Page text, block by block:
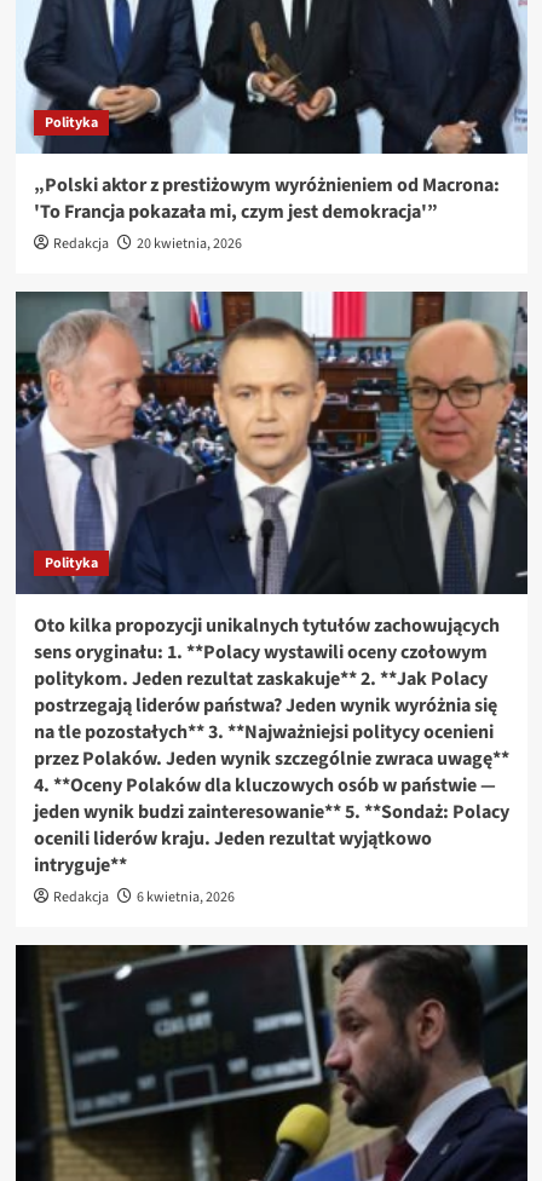
Polityka
„Polski aktor z prestiżowym wyróżnieniem od Macrona:
'To Francja pokazała mi, czym jest demokracja'”
Redakcja 20 kwietnia, 2026
Polityka
Oto kilka propozycji unikalnych tytułów zachowujących
sens oryginału: 1. **Polacy wystawili oceny czołowym
politykom. Jeden rezultat zaskakuje** 2. **Jak Polacy
postrzegają liderów państwa? Jeden wynik wyróżnia się
na tle pozostałych** 3. **Najważniejsi politycy ocenieni
przez Polaków. Jeden wynik szczególnie zwraca uwagę**
4. **Oceny Polaków dla kluczowych osób w państwie —
jeden wynik budzi zainteresowanie** 5. **Sondaż: Polacy
ocenili liderów kraju. Jeden rezultat wyjątkowo
intryguje**
Redakcja 6 kwietnia, 2026